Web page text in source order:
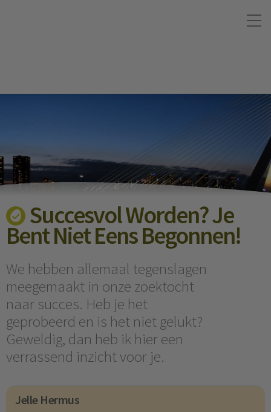
Succesvol Worden? Je
Bent Niet Eens Begonnen!
We hebben allemaal tegenslagen
meegemaakt in onze zoektocht
naar succes. Heb je het
geprobeerd en is het niet gelukt?
Geweldig, dan heb ik hier een
verrassend inzicht voor je.
Jelle Hermus